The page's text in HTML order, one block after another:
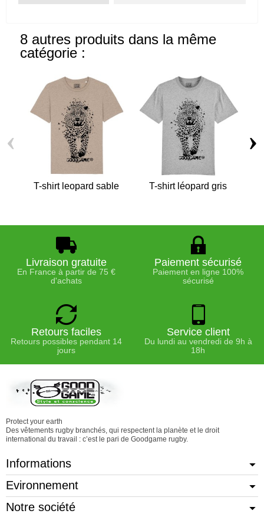
8 autres produits dans la même
catégorie :
T-shirt leopard sable T-shirt léopard gris
‹ ›
Livraison gratuite
En France à partir de 75 €
d'achats
Paiement sécurisé
Paiement en ligne 100%
sécurisé
Retours faciles
Retours possibles pendant 14
jours
Service client
Du lundi au vendredi de 9h à
18h
Protect your earth
Des vêtements rugby branchés, qui respectent la planète et le droit
international du travail : c’est le pari de Goodgame rugby.
Informations
Evironnement
Notre société